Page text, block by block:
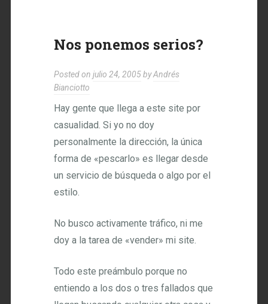
Nos ponemos serios?
Posted onjulio 24, 2005byAndrés
Bianciotto
Hay gente que llega a este site por
casualidad. Si yo no doy
personalmente la dirección, la única
forma de «pescarlo» es llegar desde
un servicio de búsqueda o algo por el
estilo.
No busco activamente tráfico, ni me
doy a la tarea de «vender» mi site.
Todo este preámbulo porque no
entiendo a los dos o tres fallados que